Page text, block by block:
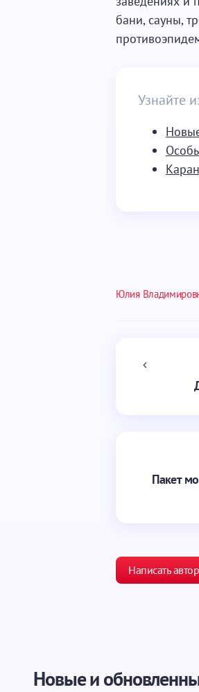
бани, сауны,
Узнайте
Юлия
Пакет
Написать
Ваше имя *
Новые и